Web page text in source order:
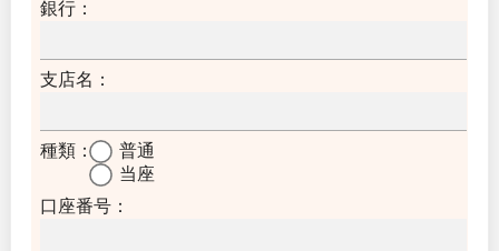
銀行：
支店名：
種類：
普通
当座
口座番号：